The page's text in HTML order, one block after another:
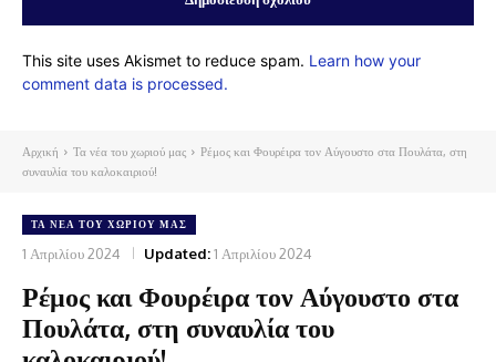
This site uses Akismet to reduce spam. Learn how your
comment data is processed.